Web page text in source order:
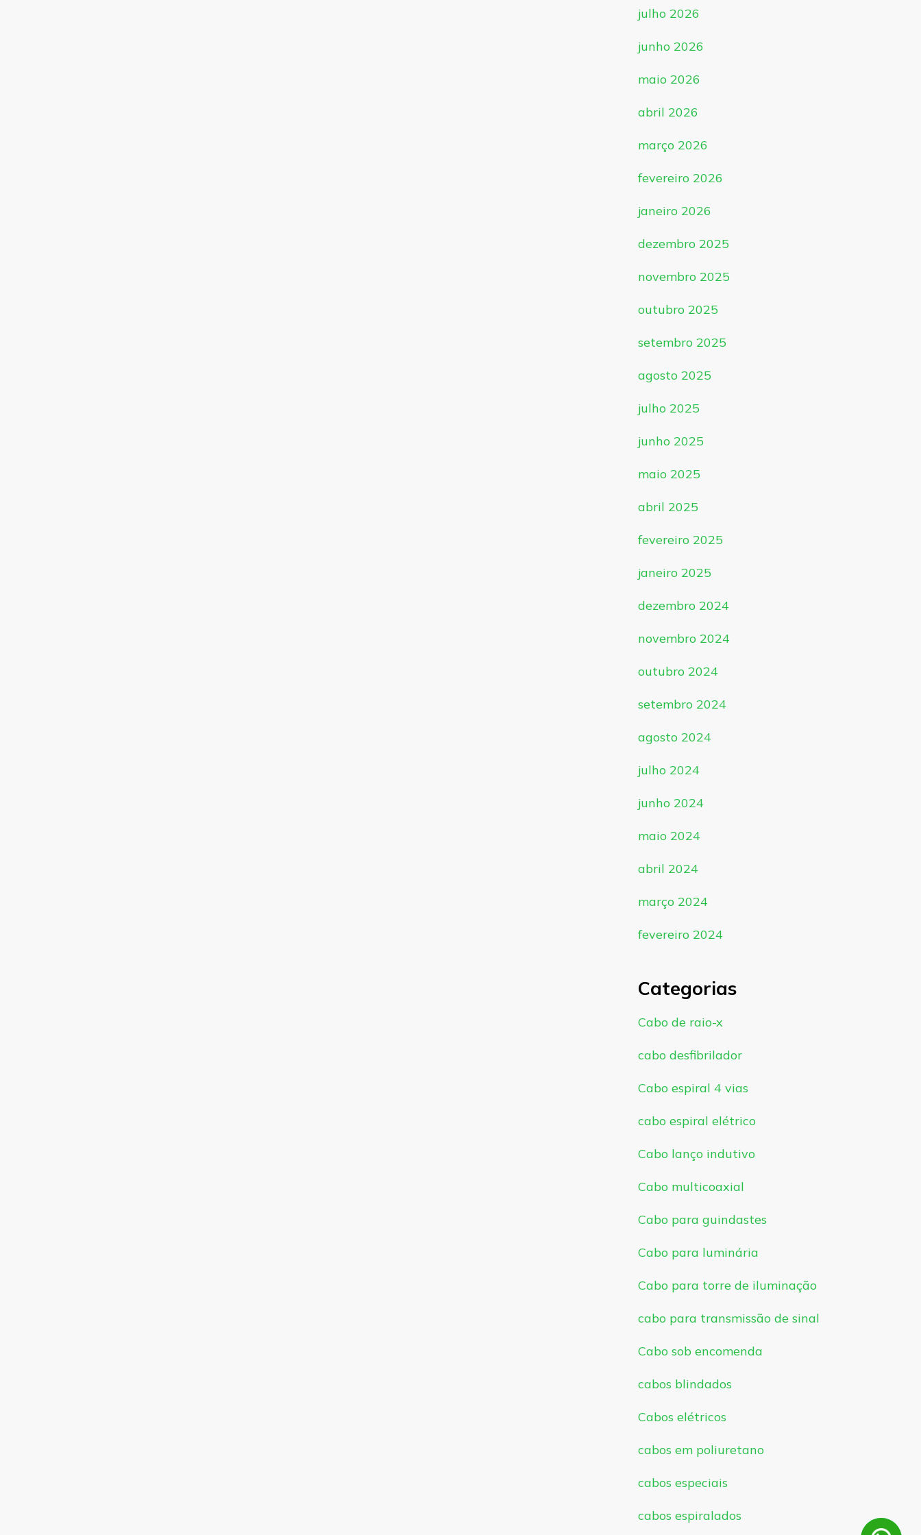
julho 2026
junho 2026
maio 2026
abril 2026
março 2026
fevereiro 2026
janeiro 2026
dezembro 2025
novembro 2025
outubro 2025
setembro 2025
agosto 2025
julho 2025
junho 2025
maio 2025
abril 2025
fevereiro 2025
janeiro 2025
dezembro 2024
novembro 2024
outubro 2024
setembro 2024
agosto 2024
julho 2024
junho 2024
maio 2024
abril 2024
março 2024
fevereiro 2024
Categorias
Cabo de raio-x
cabo desfibrilador
Cabo espiral 4 vias
cabo espiral elétrico
Cabo lanço indutivo
Cabo multicoaxial
Cabo para guindastes
Cabo para luminária
Cabo para torre de iluminação
cabo para transmissão de sinal
Cabo sob encomenda
cabos blindados
Cabos elétricos
cabos em poliuretano
cabos especiais
cabos espiralados